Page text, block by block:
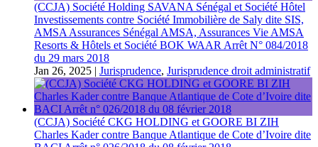
(CCJA) Société Holding SAVANA Sénégal et Société Hôtel
Investissements contre Société Immobilière de Saly dite SIS,
AMSA Assurances Sénégal AMSA, Assurances Vie AMSA
Resorts & Hôtels et Société BOK WAAR Arrêt N° 084/2018
du 29 mars 2018
Jan 26, 2025 | Jurisprudence, Jurisprudence droit administratif
(CCJA) Société CKG HOLDING et GOORE BI ZIH
Charles Kader contre Banque Atlantique de Cote d’Ivoire dite